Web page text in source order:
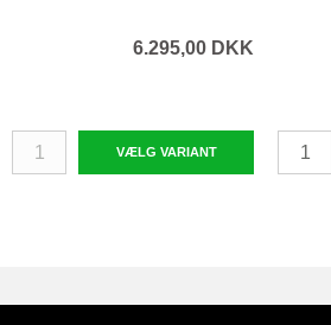
6.295,00 DKK
VÆLG VARIANT